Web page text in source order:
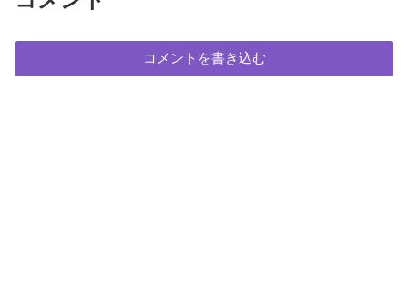
コメントを書き込む